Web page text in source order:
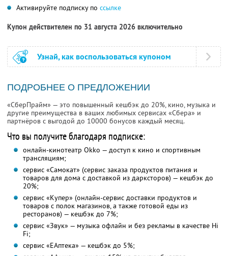
Активируйте подписку по ссылке
Купон действителен по 31 августа 2026 включительно
Узнай, как воспользоваться купоном
ПОДРОБНЕЕ О ПРЕДЛОЖЕНИИ
«СберПрайм» — это повышенный кешбэк до 20%, кино, музыка и
другие преимущества в ваших любимых сервисах «Сбера» и
партнёров с выгодой до 10000 бонусов каждый месяц.
Что вы получите благодаря подписке:
онлайн-кинотеатр Okko — доступ к кино и спортивным
трансляциям;
сервис «Самокат» (сервис заказа продуктов питания и
товаров для дома с доставкой из дарксторов) — кешбэк до
20%;
сервис «Купер» (онлайн-сервис доставки продуктов и
товаров с полок магазинов, а также готовой еды из
ресторанов) — кешбэк до 7%;
сервис «Звук» — музыка офлайн и без рекламы в качестве Hi
Fi;
сервис «ЕАптека» — кешбэк до 5%;